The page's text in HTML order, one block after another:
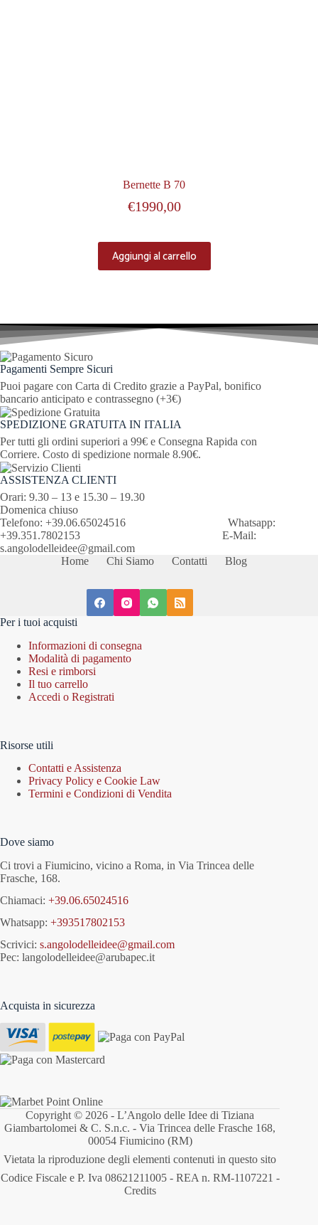
Bernette B 70
€1990,00
Aggiungi al carrello
Pagamenti Sempre Sicuri
Puoi pagare con Carta di Credito grazie a PayPal, bonifico
bancario anticipato e contrassegno (+3€)
SPEDIZIONE GRATUITA IN ITALIA
Per tutti gli ordini superiori a 99€ e Consegna Rapida con
Corriere. Costo di spedizione normale 8.90€.
ASSISTENZA CLIENTI
Orari: 9.30 – 13 e 15.30 – 19.30
Domenica chiuso
Telefono: +39.06.65024516 Whatsapp:
+39.351.7802153 E-Mail:
s.angolodelleidee@gmail.com
Home
Chi Siamo Contatti Blog
Per i tuoi acquisti
Informazioni di consegna
Modalità di pagamento
Resi e rimborsi
Il tuo carrello
Accedi o Registrati
Risorse utili
Contatti e Assistenza
Privacy Policy e Cookie Law
Termini e Condizioni di Vendita
Dove siamo
Ci trovi a Fiumicino, vicino a Roma, in Via Trincea delle
Frasche, 168.
Chiamaci: +39.06.65024516
Whatsapp: +393517802153
Scrivici: s.angolodelleidee@gmail.com
Pec: langolodelleidee@arubapec.it
Acquista in sicurezza
Copyright © 2026 - L’Angolo delle Idee di Tiziana
Giambartolomei & C. S.n.c. - Via Trincea delle Frasche 168,
00054 Fiumicino (RM)
Vietata la riproduzione degli elementi contenuti in questo sito
Codice Fiscale e P. Iva 08621211005 - REA n. RM-1107221 -
Credits